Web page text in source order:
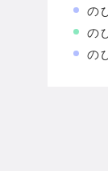
の
の
の